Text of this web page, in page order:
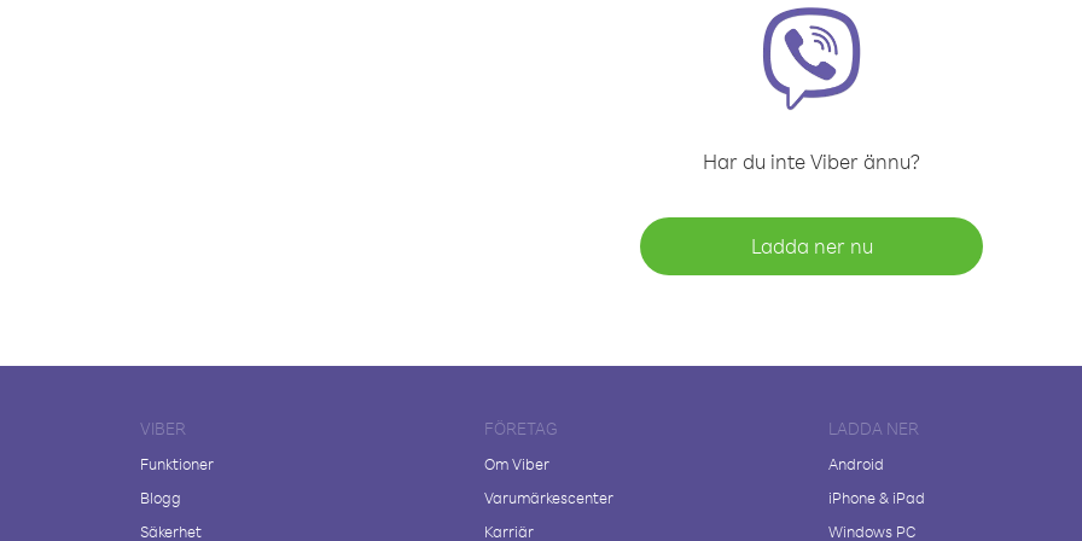
Har du inte Viber ännu?
Ladda ner nu
VIBER
Funktioner
Blogg
Säkerhet
FÖRETAG
Om Viber
Varumärkescenter
Karriär
LADDA NER
Android
iPhone & iPad
Windows PC